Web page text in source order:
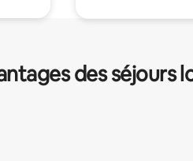
des séjours